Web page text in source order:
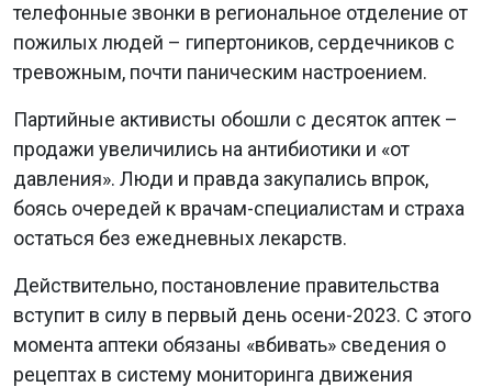
телефонные звонки в региональное отделение от
пожилых людей – гипертоников, сердечников с
тревожным, почти паническим настроением.
Партийные активисты обошли с десяток аптек –
продажи увеличились на антибиотики и «от
давления». Люди и правда закупались впрок,
боясь очередей к врачам-специалистам и страха
остаться без ежедневных лекарств.
Действительно, постановление правительства
вступит в силу в первый день осени-2023. С этого
момента аптеки обязаны «вбивать» сведения о
рецептах в систему мониторинга движения